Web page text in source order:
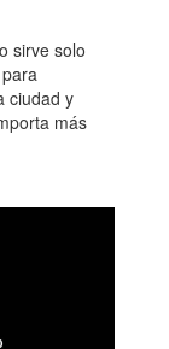
sirve solo
ciudad y
más